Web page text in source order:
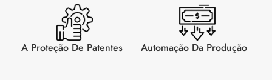
A Proteção De Patentes Automação Da Produção